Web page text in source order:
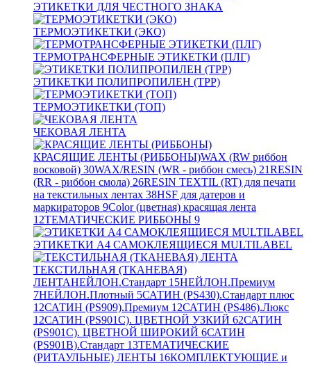
ЭТИКЕТКИ ДЛЯ ЧЕСТНОГО ЗНАКА
ТЕРМОЭТИКЕТКИ (ЭКО)
ТЕРМОТРАНСФЕРНЫЕ ЭТИКЕТКИ (ПЛГ)
ЭТИКЕТКИ ПОЛИПРОПИЛЕН (TPP)
ТЕРМОЭТИКЕТКИ (ТОП)
ЧЕКОВАЯ ЛЕНТА
КРАСЯЩИЕ ЛЕНТЫ (РИББОНЫ)WAX (RW риббон
восковой) 30WAX/RESIN (WR - риббон смесь) 21RESIN
(RR - риббон смола) 26RESIN TEXTIL (RT) для печати
на текстильных лентах 38HSF для датеров и
маркираторов 9Color (цветная) красящая лента
12ТЕМАТИЧЕСКИЕ РИББОНЫ 9
ЭТИКЕТКИ А4 САМОКЛЕЯЩИЕСЯ MULTILABEL
ТЕКСТИЛЬНАЯ (ТКАНЕВАЯ)
ЛЕНТАНЕЙЛОН.Стандарт 15НЕЙЛОН.Премиум
7НЕЙЛОН.Плотный 5САТИН (PS430).Стандарт плюс
12САТИН (PS909).Премиум 12САТИН (PS486).Люкс
12САТИН (PS901C). ЦВЕТНОЙ УЗКИЙ 62САТИН
(PS901C). ЦВЕТНОЙ ШИРОКИЙ 6САТИН
(PS901B).Стандарт 13ТЕМАТИЧЕСКИЕ
(РИТАУЛЬНЫЕ) ЛЕНТЫ 16КОМПЛЕКТУЮЩИЕ и